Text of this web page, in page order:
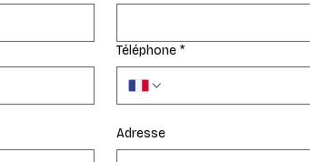
Téléphone *
Adresse